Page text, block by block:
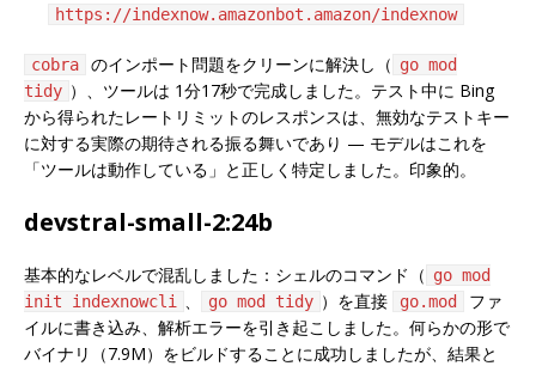
https://indexnow.amazonbot.amazon/indexnow
cobra のインポート問題をクリーンに解決し（ go mod
tidy ）、ツールは 1分17秒で完成しました。テスト中に Bing
から得られたレートリミットのレスポンスは、無効なテストキー
に対する実際の期待される振る舞いであり — モデルはこれを
「ツールは動作している」と正しく特定しました。印象的。
devstral-small-2:24b
基本的なレベルで混乱しました：シェルのコマンド（ go mod
init indexnowcli
go mod tidy ）を直接 go.mod
ファ
イルに書き込み、解析エラーを引き起こしました。何らかの形で
バイナリ（7.9M）をビルドすることに成功しましたが、結果と